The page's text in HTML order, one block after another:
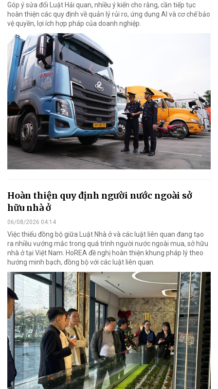
Góp ý sửa đổi Luật Hải quan, nhiều ý kiến cho rằng, cần tiếp tục
hoàn thiện các quy định về quản lý rủi ro, ứng dụng AI và cơ chế bảo
vệ quyền, lợi ích hợp pháp của doanh nghiệp.
Hoàn thiện quy định người nước ngoài sở
hữu nhà ở
06/08/2026 04:14
Việc thiếu đồng bộ giữa Luật Nhà ở và các luật liên quan đang tạo
ra nhiều vướng mắc trong quá trình người nước ngoài mua, sở hữu
nhà ở tại Việt Nam. HoREA đề nghị hoàn thiện khung pháp lý theo
hướng minh bạch, đồng bộ với các luật liên quan.